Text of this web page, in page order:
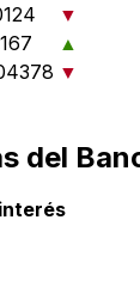
▼
▲
▼
del